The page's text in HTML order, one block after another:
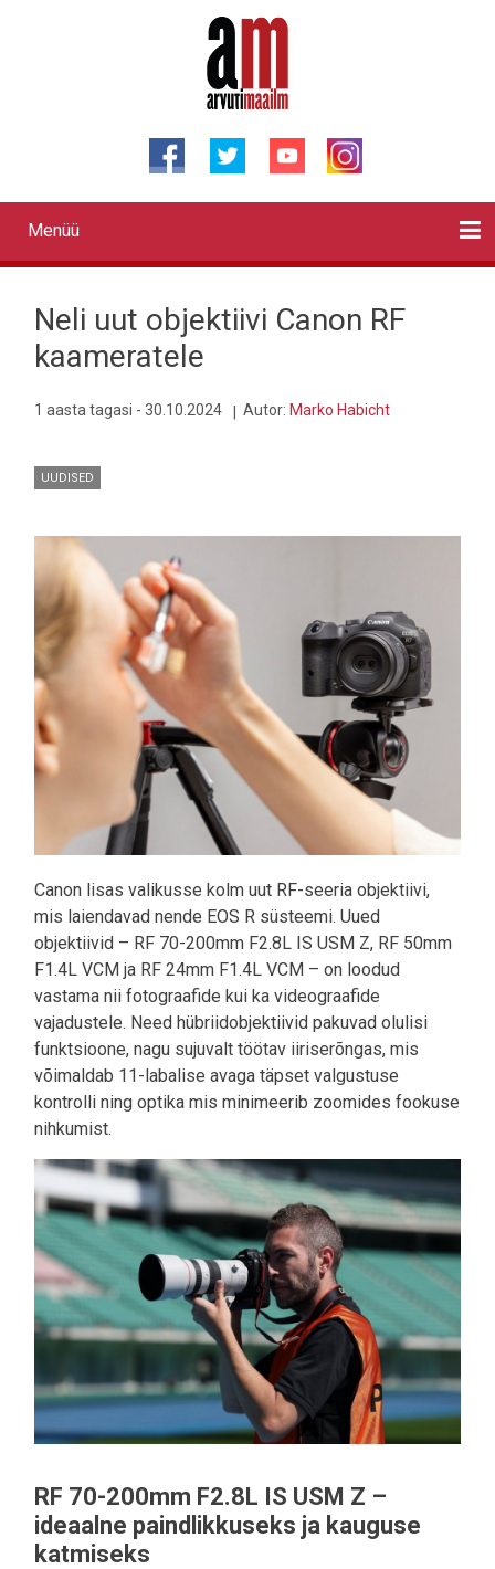
Primary
links
Menüü
Neli uut objektiivi Canon RF
kaameratele
1 aasta tagasi - 30.10.2024 Autor: Marko Habicht
UUDISED
Canon lisas valikusse kolm uut RF-seeria objektiivi,
mis laiendavad nende EOS R süsteemi. Uued
objektiivid – RF 70-200mm F2.8L IS USM Z, RF 50mm
F1.4L VCM ja RF 24mm F1.4L VCM – on loodud
vastama nii fotograafide kui ka videograafide
vajadustele. Need hübriidobjektiivid pakuvad olulisi
funktsioone, nagu sujuvalt töötav iiriserõngas, mis
võimaldab 11-labalise avaga täpset valgustuse
kontrolli ning optika mis minimeerib zoomides fookuse
nihkumist.
RF 70-200mm F2.8L IS USM Z –
ideaalne paindlikkuseks ja kauguse
katmiseks